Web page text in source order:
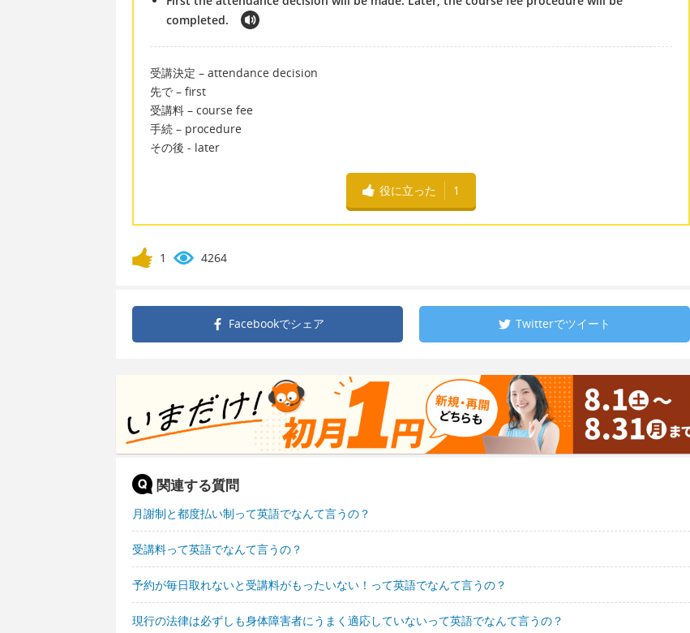
completed.
受講決定 – attendance decision
先で – first
受講料 – course fee
手続 – procedure
その後 - later
役に立った 1
1 4264
Facebookでシェア Twitterでツイート
関連する質問
月謝制と都度払い制って英語でなんて言うの？
受講料って英語でなんて言うの？
予約が毎日取れないと受講料がもったいない！って英語でなんて言うの？
現行の法律は必ずしも身体障害者にうまく適応していないって英語でなんて言うの？